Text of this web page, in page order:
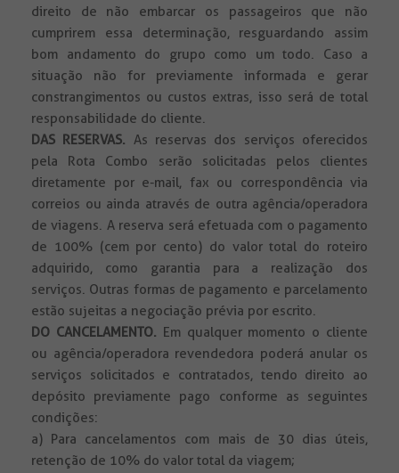
direito de não embarcar os passageiros que não
cumprirem essa determinação, resguardando assim
bom andamento do grupo como um todo. Caso a
situação não for previamente informada e gerar
constrangimentos ou custos extras, isso será de total
responsabilidade do cliente.
DAS RESERVAS. As reservas dos serviços oferecidos
pela Rota Combo serão solicitadas pelos clientes
diretamente por e-mail, fax ou correspondência via
correios ou ainda através de outra agência/operadora
de viagens. A reserva será efetuada com o pagamento
de 100% (cem por cento) do valor total do roteiro
adquirido, como garantia para a realização dos
serviços. Outras formas de pagamento e parcelamento
estão sujeitas a negociação prévia por escrito.
DO CANCELAMENTO. Em qualquer momento o cliente
ou agência/operadora revendedora poderá anular os
serviços solicitados e contratados, tendo direito ao
depósito previamente pago conforme as seguintes
condições:
a) Para cancelamentos com mais de 30 dias úteis,
retenção de 10% do valor total da viagem;